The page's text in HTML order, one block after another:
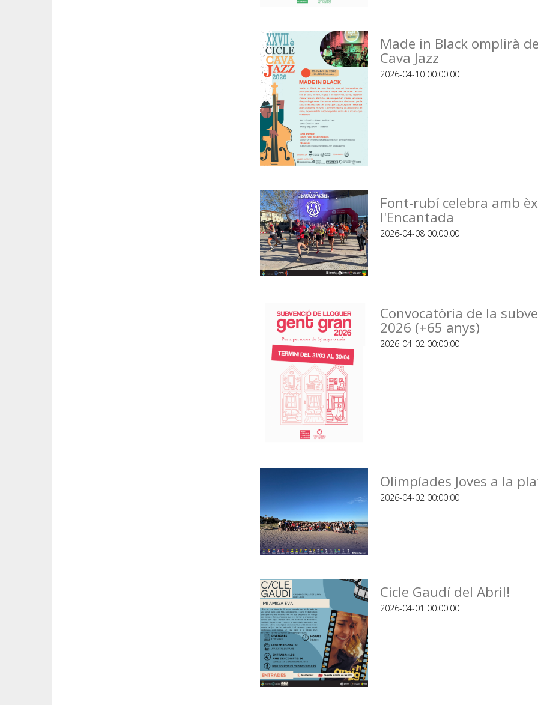
Made in Black omplirà
Cava Jazz
2026-04-10 00:00:00
Font-rubí celebra amb
l'Encantada
2026-04-08 00:00:00
Convocatòria de la
2026 (+65 anys)
2026-04-02 00:00:00
Olimpíades Joves a la
2026-04-02 00:00:00
Cicle Gaudí del Abril!
2026-04-01 00:00:00